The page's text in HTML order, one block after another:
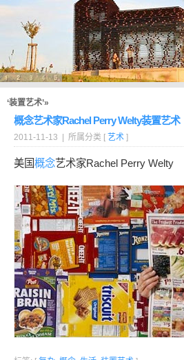
‘装置艺术’»
概念艺术家Rachel Perry Welty装置艺术
2011-11-13 | 所属分类 [ 艺术 ]
美国概念艺术家Rachel Perry Welty